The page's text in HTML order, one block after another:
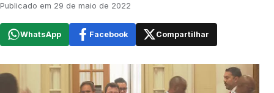
Publicado em 29 de maio de 2022
WhatsApp Facebook Compartilhar